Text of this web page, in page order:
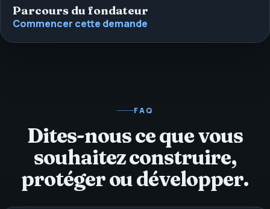
Parcours du fondateur
Commencer cette demande
FAQ
Dites-nous ce que vous
souhaitez construire,
protéger ou développer.